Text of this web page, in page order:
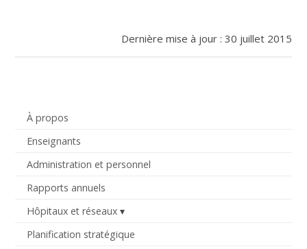
À propos
Enseignants
Administration et personnel
Rapports annuels
Hôpitaux et réseaux
Planification stratégique
Dernière mise à jour : 30 juillet 2015